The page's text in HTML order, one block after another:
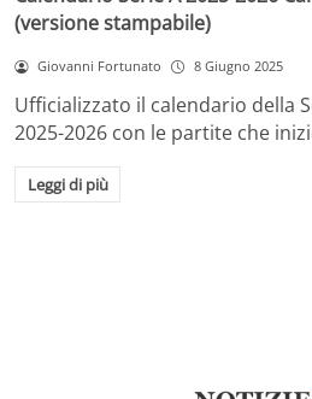
(versione stampabile)
Giovanni Fortunato 8 Giugno 2025
Ufficializzato il calendario della
2025-2026 con le partite che
Leggi di più